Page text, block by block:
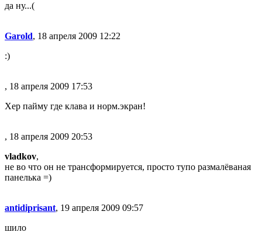
да ну...(
Garold, 18 апреля 2009 12:22
:)
, 18 апреля 2009 17:53
Хер пайму где клава и норм.экран!
, 18 апреля 2009 20:53
vladkov,
не во что он не трансформируется, просто тупо размалёваная
панелька =)
antidiprisant, 19 апреля 2009 09:57
шило